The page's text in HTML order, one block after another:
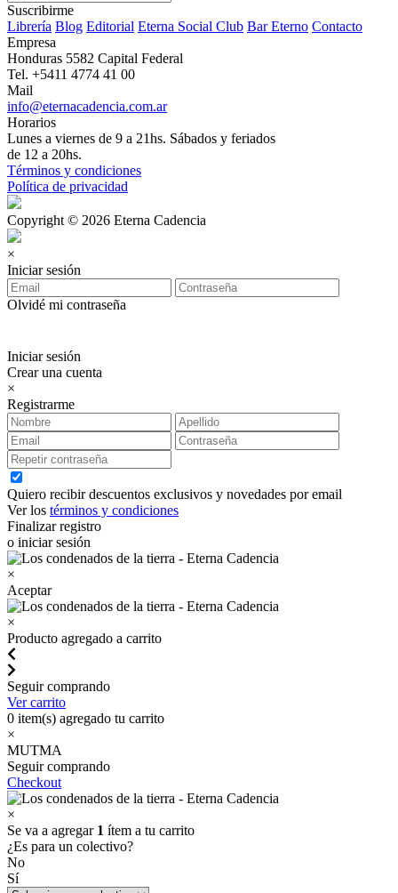
Suscribirme
Librería Blog Editorial Eterna Social Club Bar Eterno Contacto
Empresa
Honduras 5582 Capital Federal
Tel. +5411 4774 41 00
Mail
info@eternacadencia.com.ar
Horarios
Lunes a viernes de 9 a 21hs. Sábados y feriados
de 12 a 20hs.
Términos y condiciones
Política de privacidad
Copyright © 2026 Eterna Cadencia
×
Iniciar sesión
Olvidé mi contraseña
Iniciar sesión
Crear una cuenta
×
Registrarme
Quiero recibir descuentos exclusivos y novedades por email
Ver los términos y condiciones
Finalizar registro
o iniciar sesión
×
Aceptar
×
Producto agregado a carrito
Seguir comprando
Ver carrito
0 item(s) agregado tu carrito
×
MUTMA
Seguir comprando
Checkout
×
Se va a agregar 1 ítem a tu carrito
¿Es para un colectivo?
No
Sí